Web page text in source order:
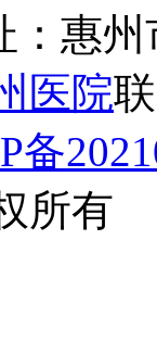
：惠
医院
备
所有